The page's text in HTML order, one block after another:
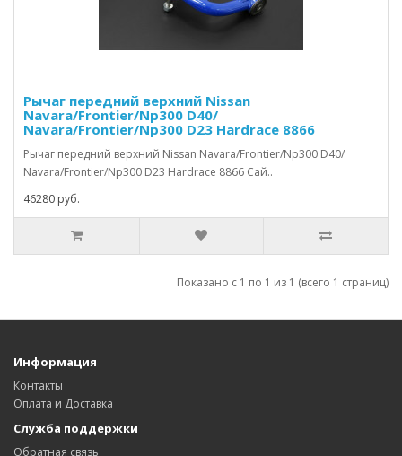
Рычаг передний верхний Nissan
Navara/Frontier/Np300 D40/
Navara/Frontier/Np300 D23 Hardrace 8866
Рычаг передний верхний Nissan Navara/Frontier/Np300 D40/
Navara/Frontier/Np300 D23 Hardrace 8866 Сай..
46280 руб.
Показано с 1 по 1 из 1 (всего 1 страниц)
Информация
Контакты
Оплата и Доставка
Служба поддержки
Обратная связь